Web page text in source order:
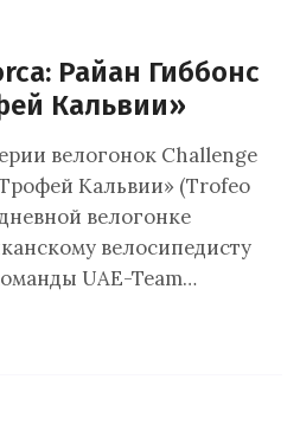
Райан Гиббонс
Кальвии»
велогонок Challenge
Кальвии» (Trofeo
велогонке
велосипедисту
UAE-Team…